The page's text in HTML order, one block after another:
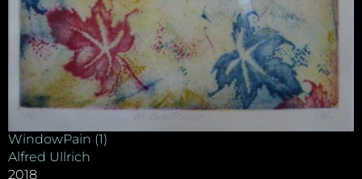
WindowPain (1)
Alfred Ullrich
2018